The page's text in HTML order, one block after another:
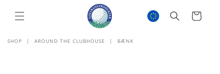
INDHOLD
Indkøbskurv
SHOP | AROUND THE CLUBHOUSE | BÆNK